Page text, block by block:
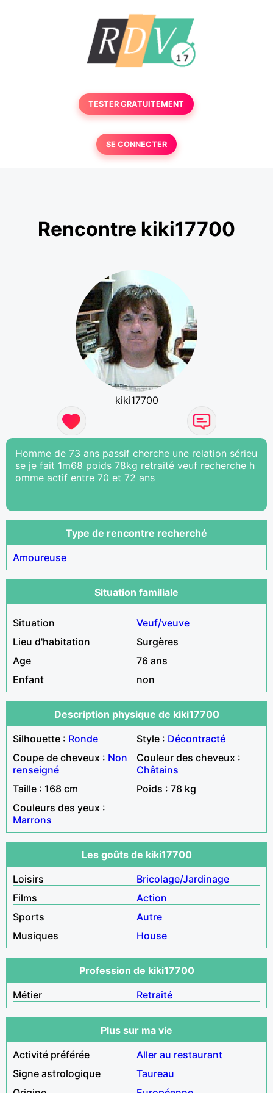
TESTER GRATUITEMENT
SE CONNECTER
Rencontre kiki17700
kiki17700
Homme de 73 ans passif cherche une relation sérieu
se je fait 1m68 poids 78kg retraité veuf recherche h
omme actif entre 70 et 72 ans
Type de rencontre recherché
Amoureuse
Situation familiale
Situation
Veuf/veuve
Lieu d'habitation
Surgères
Age
76 ans
Enfant
non
Description physique de kiki17700
Silhouette : Ronde Style : Décontracté
Coupe de cheveux : Non
renseigné
Couleur des cheveux :
Châtains
Taille : 168 cm
Poids : 78 kg
Couleurs des yeux :
Marrons
Les goûts de kiki17700
Loisirs
Bricolage/Jardinage
Films
Action
Sports
Autre
Musiques
House
Profession de kiki17700
Métier
Retraité
Plus sur ma vie
Activité préférée
Aller au restaurant
Signe astrologique
Taureau